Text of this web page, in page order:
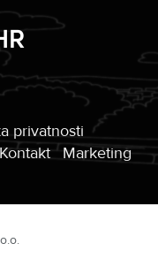
privatnosti
Kontakt Marketing